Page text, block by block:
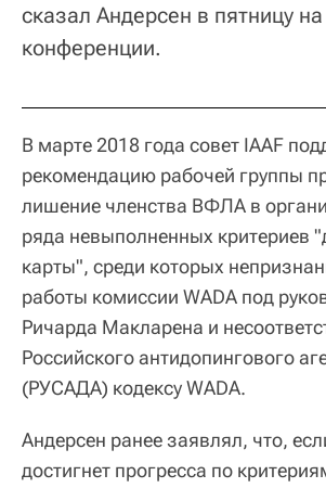
сказал Андерсен в пятницу
конференции.
В марте 2018 года совет IAAF
рекомендацию рабочей группы
лишение членства ВФЛА в
ряда невыполненных критериев
карты", среди которых
работы комиссии WADA под
Ричарда Макларена и
Российского антидопингового
(РУСАДА) кодексу WADA.
Андерсен ранее заявлял, что,
достигнет прогресса по